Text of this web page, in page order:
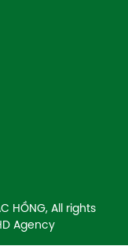
HỒNG, All rights
Agency